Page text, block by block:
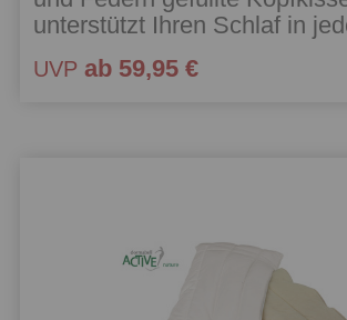
unterstützt Ihren Schlaf in
UVP ab 59,95 €